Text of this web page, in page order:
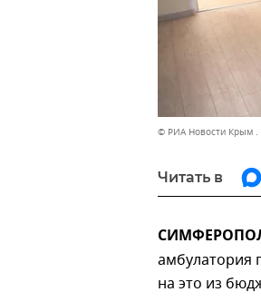
© РИА Новости Крым
Читать в
амбулатория
на это из